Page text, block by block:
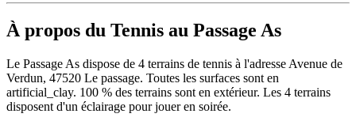
À propos du Tennis au Passage As
Le Passage As dispose de 4 terrains de tennis à l'adresse Avenue de
Verdun, 47520 Le passage. Toutes les surfaces sont en
artificial_clay. 100 % des terrains sont en extérieur. Les 4 terrains
disposent d'un éclairage pour jouer en soirée.